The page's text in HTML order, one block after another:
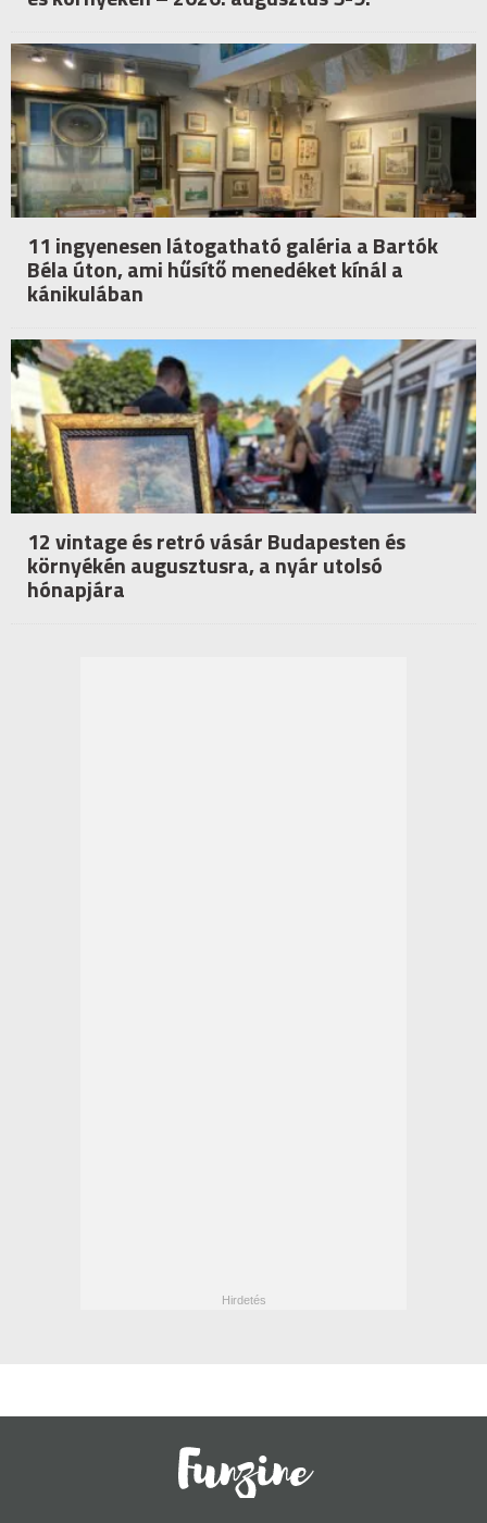
11 ingyenesen látogatható galéria a Bartók
Béla úton, ami hűsítő menedéket kínál a
kánikulában
12 vintage és retró vásár Budapesten és
környékén augusztusra, a nyár utolsó
hónapjára